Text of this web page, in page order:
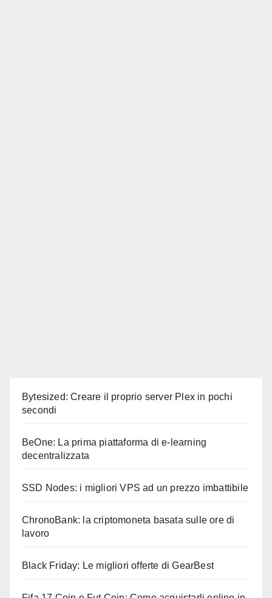
Bytesized: Creare il proprio server Plex in pochi
secondi
BeOne: La prima piattaforma di e-learning
decentralizzata
SSD Nodes: i migliori VPS ad un prezzo imbattibile
ChronoBank: la criptomoneta basata sulle ore di
lavoro
Black Friday: Le migliori offerte di GearBest